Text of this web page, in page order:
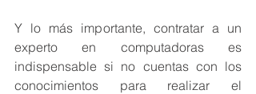
Y lo más importante, contratar a un
experto en computadoras es
indispensable si no cuentas con los
conocimientos para realizar el